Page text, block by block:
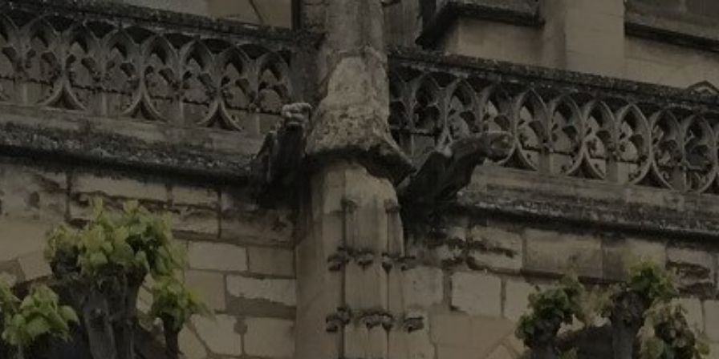
Panneau de gestion des cookies